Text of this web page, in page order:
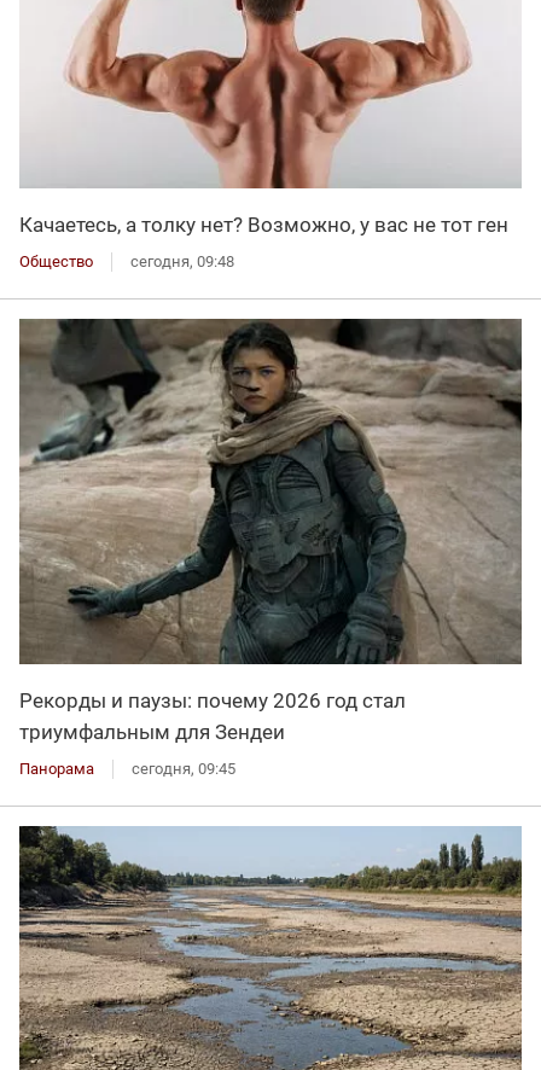
Качаетесь, а толку нет? Возможно, у вас не тот ген
Общество сегодня, 09:48
Рекорды и паузы: почему 2026 год стал
триумфальным для Зендеи
Панорама сегодня, 09:45